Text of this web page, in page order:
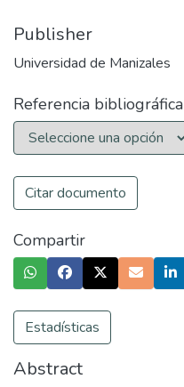
Publisher
Universidad de Manizales
Referencia bibliográfica
Citar documento
Compartir
Estadísticas
Abstract